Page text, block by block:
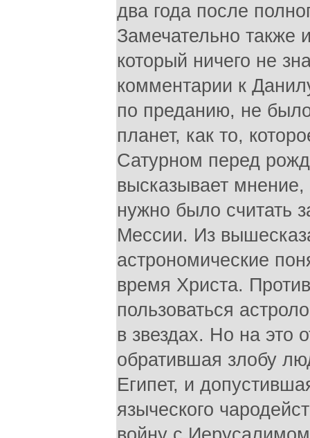
два года после
Замечательно также
который ничего не
комментарии к
по преданию, не
планет, как то,
Сатурном перед
высказывает
нужно было считать
Мессии. Из
астрономические
время Христа.
пользоваться
в звездах. Но на это
обратившая злобу
Египет, и
языческого